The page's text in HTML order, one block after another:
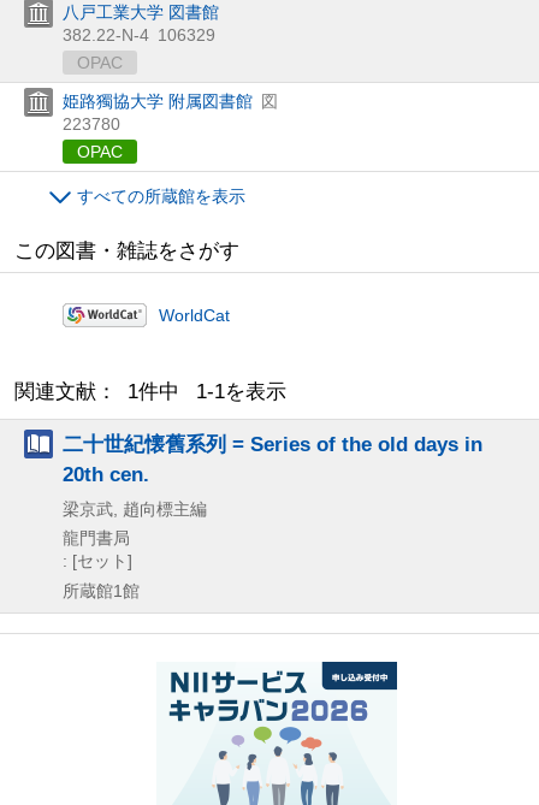
八戸工業大学 図書館
382.22-N-4 106329
OPAC
姫路獨協大学 附属図書館 図
223780
OPAC
すべての所蔵館を表示
この図書・雑誌をさがす
WorldCat
関連文献： 1件中 1-1を表示
二十世紀懐舊系列 = Series of the old days in
20th cen.
梁京武, 趙向標主編
龍門書局
: [セット]
所蔵館1館